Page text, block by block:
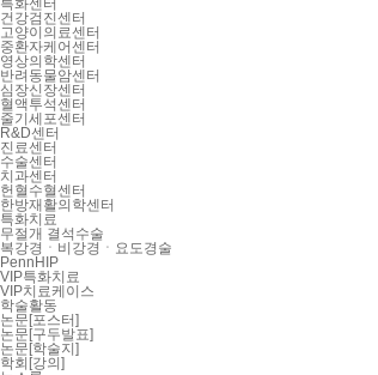
건강검진센터
고양이의료센터
중환자케어센터
영상의학센터
반려동물암센터
심장신장센터
혈액투석센터
줄기세포센터
R&D센터
진료센터
수술센터
치과센터
헌혈수혈센터
한방재활의학센터
특화치료
무절개 결석수술
복강경ㆍ비강경ㆍ요도경술
PennHIP
VIP특화치료
VIP치료케이스
학술활동
논문[포스터]
논문[구두발표]
논문[학술지]
학회[강의]